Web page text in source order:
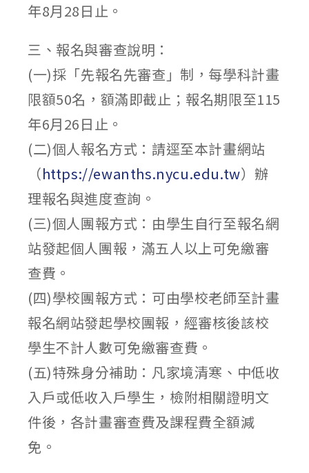
年8月28日止。
三、報名與審查說明：
(一)採「先報名先審查」制，每學科計畫
限額50名，額滿即截止；報名期限至115
年6月26日止。
(二)個人報名方式：請逕至本計畫網站
（https://ewanths.nycu.edu.tw）辦
理報名與進度查詢。
(三)個人團報方式：由學生自行至報名網
站發起個人團報，滿五人以上可免繳審
查費。
(四)學校團報方式：可由學校老師至計畫
報名網站發起學校團報，經審核後該校
學生不計人數可免繳審查費。
(五)特殊身分補助：凡家境清寒、中低收
入戶或低收入戶學生，檢附相關證明文
件後，各計畫審查費及課程費全額減
免。